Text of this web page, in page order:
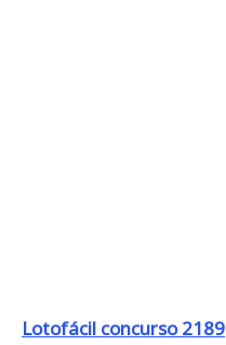
Lotofácil concurso 2189